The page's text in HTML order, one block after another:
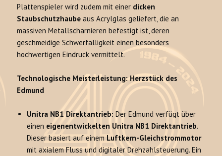
Plattenspieler wird zudem mit einer dicken
Staubschutzhaube aus Acrylglas geliefert, die an
massiven Metallscharnieren befestigt ist, deren
geschmeidige Schwerfälligkeit einen besonders
hochwertigen Eindruck vermittelt.
Technologische Meisterleistung: Herzstück des
Edmund
Unitra NB1 Direktantrieb: Der Edmund verfügt über
einen eigenentwickelten Unitra NB1 Direktantrieb.
Dieser basiert auf einem Luftkern-Gleichstrommotor
mit axialem Fluss und digitaler Drehzahlsteuerung. Ein